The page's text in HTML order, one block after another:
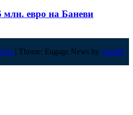
млн. евро на Баневи
| Theme: Engage News by Candid